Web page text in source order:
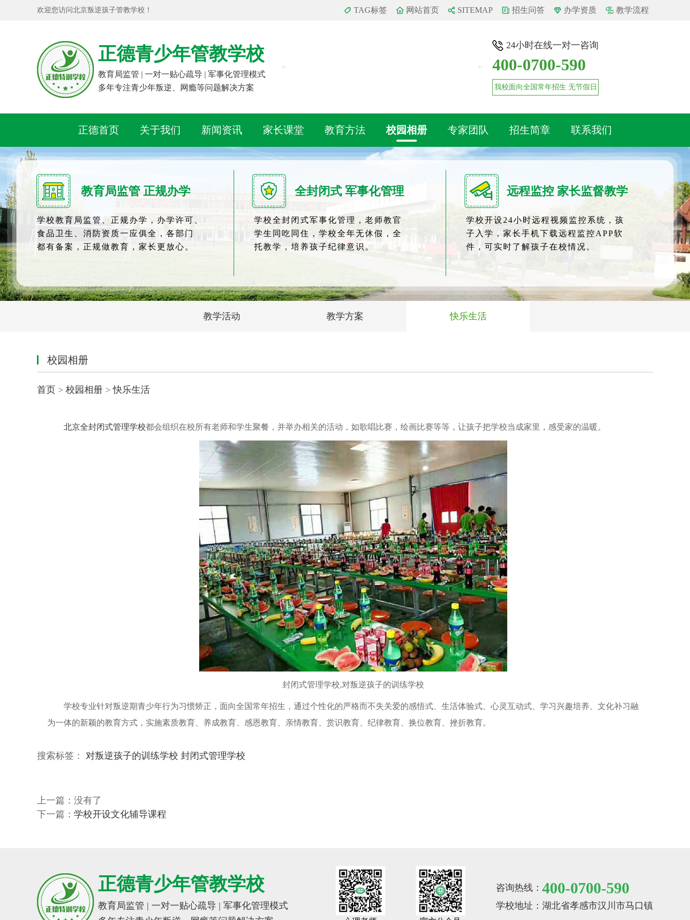
欢迎您访问北京叛逆孩子管教学校！ TAG标签 网站首页 SITEMAP 招生问答 办学资质 教学流程
正德青少年管教学校
教育局监管 | 一对一贴心疏导 | 军事化管理模式
多年专注青少年叛逆、网瘾等问题解决方案
24小时在线一对一咨询
400-0700-590
我校面向全国常年招生 无节假日
正德首页 关于我们 新闻资讯 家长课堂 教育方法 校园相册 专家团队 招生简章 联系我们
教育局监管 正规办学
学校教育局监管、正规办学，办学许可、
食品卫生、消防资质一应俱全，各部门
都有备案，正规做教育，家长更放心。
全封闭式 军事化管理
学校全封闭式军事化管理，老师教官
学生同吃同住，学校全年无休假，全
托教学，培养孩子纪律意识。
远程监控 家长监督教学
学校开设24小时远程视频监控系统，孩
子入学，家长手机下载远程监控APP软
件，可实时了解孩子在校情况。
教学活动 教学方案 快乐生活
校园相册
首页 > 校园相册 >快乐生活
北京全封闭式管理学校都会组织在校所有老师和学生聚餐，并举办相关的活动，如歌唱比赛，绘画比赛等等，让孩子把学校当成家里，感受家的温暖。
封闭式管理学校,对叛逆孩子的训练学校
学校专业针对叛逆期青少年行为习惯矫正，面向全国常年招生，通过个性化的严格而不失关爱的感悟式、生活体验式、心灵互动式、学习兴趣培养、文化补习融
为一体的新颖的教育方式，实施素质教育、养成教育、感恩教育、亲情教育、赏识教育、纪律教育、换位教育、挫折教育。
搜索标签： 对叛逆孩子的训练学校 封闭式管理学校
上一篇：没有了
下一篇： 学校开设文化辅导课程
正德青少年管教学校
教育局监管 | 一对一贴心疏导 | 军事化管理模式
咨询热线： 400-0700-590
学校地址： 湖北省孝感市汉川市马口镇